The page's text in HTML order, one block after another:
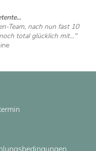
Team, nach nun fast 10
total glücklich mit..."